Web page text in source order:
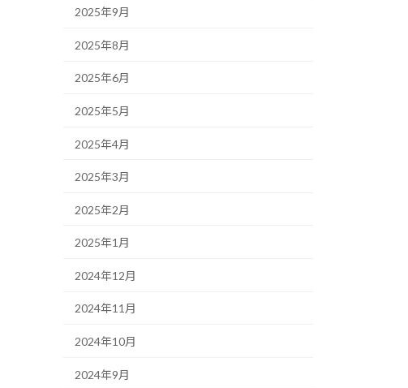
2025年9月
2025年8月
2025年6月
2025年5月
2025年4月
2025年3月
2025年2月
2025年1月
2024年12月
2024年11月
2024年10月
2024年9月